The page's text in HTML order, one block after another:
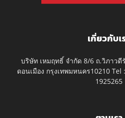
เกี่ยวกับเ
บริษัท เหมฤทธิ์ จำกัด 8/6 ถ.วิภาว
ดอนเมือง กรุงเทพมหนคร10210 Tel
1925265